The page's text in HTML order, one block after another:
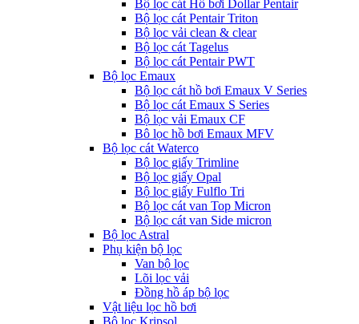
Bộ lọc cát Hồ bơi Dollar Pentair
Bộ lọc cát Pentair Triton
Bộ lọc vải clean & clear
Bộ lọc cát Tagelus
Bộ lọc cát Pentair PWT
Bộ lọc Emaux
Bộ lọc cát hồ bơi Emaux V Series
Bộ lọc cát Emaux S Series
Bộ lọc vải Emaux CF
Bô lọc hồ bơi Emaux MFV
Bộ lọc cát Waterco
Bộ lọc giấy Trimline
Bộ lọc giấy Opal
Bộ lọc giấy Fulflo Tri
Bộ lọc cát van Top Micron
Bộ lọc cát van Side micron
Bộ lọc Astral
Phụ kiện bộ lọc
Van bộ lọc
Lõi lọc vải
Đồng hồ áp bộ lọc
Vật liệu lọc hồ bơi
Bộ lọc Kripsol